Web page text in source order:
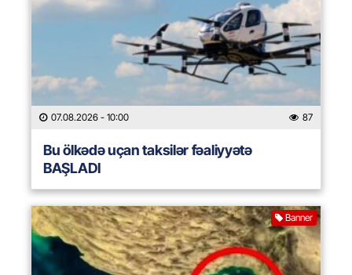
07.08.2026 - 10:00 87
Bu ölkədə uçan taksilər fəaliyyətə
BAŞLADI
Banner